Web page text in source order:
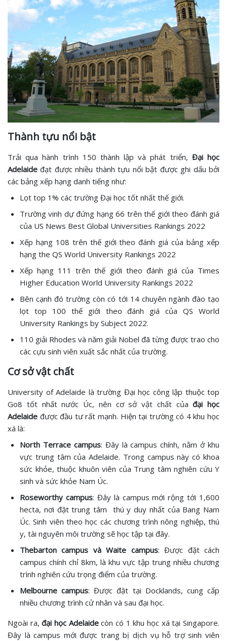
Thành tựu nổi bật
Trải qua hành trình 150 thành lập và phát triển, Đại học
Adelaide đạt được nhiều thành tựu nổi bật được ghi dấu bởi
các bảng xếp hạng danh tiếng như:
Lọt top 1% các trường Đại học tốt nhất thế giới.
Trường vinh dự đứng hạng 66 trên thế giới theo đánh giá
của US News Best Global Universities Rankings 2022
Xếp hạng 108 trên thế giới theo đánh giá của bảng xếp
hạng the QS World University Rankings 2022
Xếp hạng 111 trên thế giới theo đánh giá của Times
Higher Education World University Rankings 2022
Bên cạnh đó trường còn có tới 14 chuyên ngành đào tạo
lọt top 100 thế giới theo đánh giá của QS World
University Rankings by Subject 2022.
110 giải Rhodes và năm giải Nobel đã từng được trao cho
các cựu sinh viên xuất sắc nhất của trường.
Cơ sở vật chất
University of Adelaide là trường Đại học công lập thuộc top
Go8 tốt nhất nước Úc, nên cơ sở vật chất củađại học
Adelaide được đầu tư rất mạnh. Hiện tại trường có 4 khu học
xá là:
North Terrace campus: Đây là campus chính, nằm ở khu
vực trung tâm của Adelaide. Trong campus này có khoa
sức khỏe, thuộc khuôn viên của Trung tâm nghiên cứu Y
sinh và sức khỏe Nam Úc.
Roseworthy campus: Đây là campus mới rộng tới 1,600
hecta, nơi đặt trung tâm thú y duy nhất của Bang Nam
Úc. Sinh viên theo học các chương trình nông nghiệp, thú
y, tài nguyên môi trường sẽ học tập tại đây.
Thebarton campus và Waite campus: Được đặt cách
campus chính chỉ 8km, là khu vực tập trung nhiều chương
trình nghiên cứu trọng điểm của trường.
Melbourne campus: Được đặt tại Docklands, cung cấp
nhiều chương trình cử nhân và sau đại học.
Ngoài ra,đại học Adelaidecòn có 1 khu học xá tại Singapore.
Đây là campus mới được trang bị dịch vụ hỗ trợ sinh viên